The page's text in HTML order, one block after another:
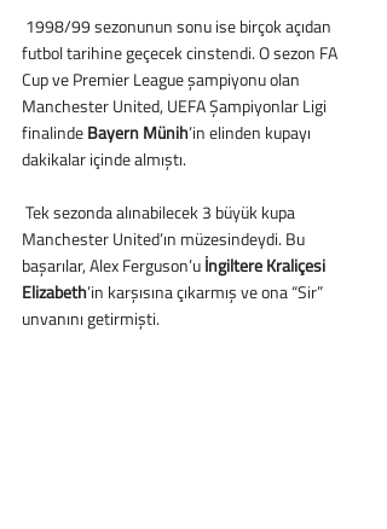
futbol tarihine geçecek cinstendi. O sezon FA
Cup ve Premier League şampiyonu olan
Manchester United, UEFA Şampiyonlar Ligi
finalinde Bayern Münih’in elinden kupayı
dakikalar içinde almıştı.
Manchester United’ın müzesindeydi. Bu
başarılar, Alex Ferguson’u İngiltere Kraliçesi
Elizabeth’in karşısına çıkarmış ve ona “Sir”
unvanını getirmişti.